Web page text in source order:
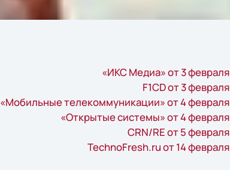
«ИКС Медиа» от 3 февраля
F1CD от 3 февраля
«Мобильные телекоммуникации» от 4 февраля
«Открытые системы» от 4 февраля
CRN/RE от 5 февраля
TechnoFresh.ru от 14 февраля